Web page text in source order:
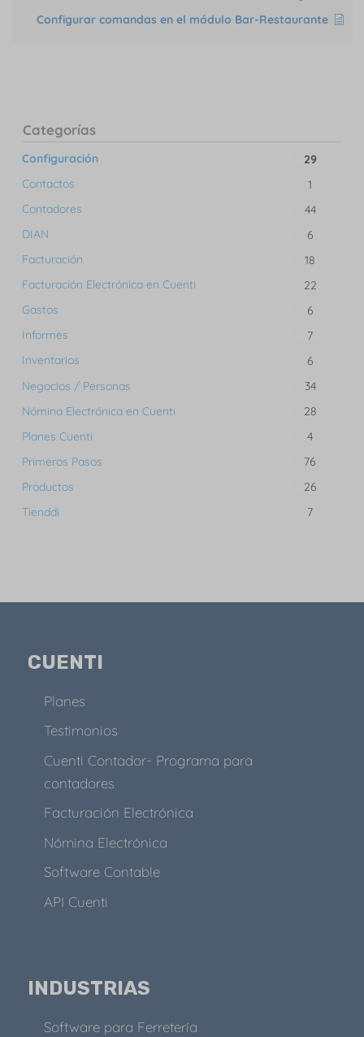
Configurar comandas en el módulo Bar-Restaurante
Categorías
Configuración
29
Contactos
1
Contadores
44
DIAN
6
Facturación
18
Facturación Electrónica en Cuenti
22
Gastos
6
Informes
7
Inventarios
6
Negocios / Personas
34
Nómina Electrónica en Cuenti
28
Planes Cuenti
4
Primeros Pasos
76
Productos
26
Tienddi
7
CUENTI
Planes
Testimonios
Cuenti Contador- Programa para
contadores
Facturación Electrónica
Nómina Electrónica
Software Contable
API Cuenti
INDUSTRIAS
Software para Ferretería